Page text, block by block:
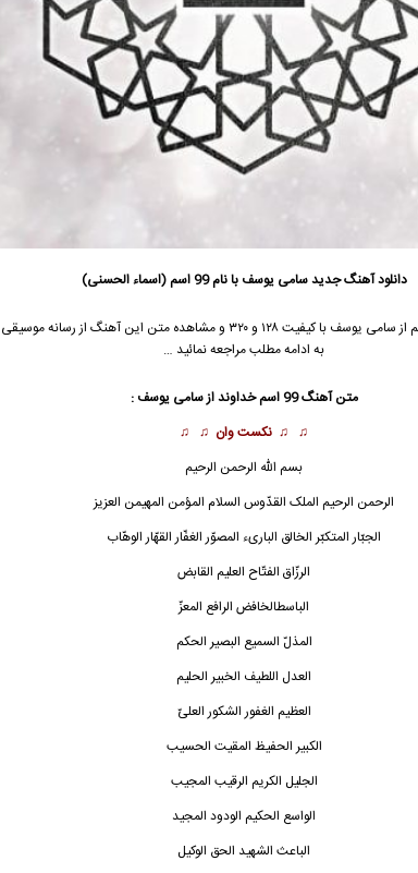
دانلود آهنگ جدیدسامی یوسف با نام 99 اسم (اسماء الحسنی)
سامی یوسف
با کیفیت ۱۲۸ و ۳۲۰ و مشاهده متن این آهنگ از رسانه
به ادامه مطلب مراجعه نمائید …
متن آهنگ 99 اسم خداوند از سامی یوسف :
♫ ♫ نکست وان ♫ ♫
بسم الله الرحمن الرحیم
الرحمن الرحیم الملک القدّوس السلام المؤمن المهیمن العزیز
الجبّار المتکبّر الخالق الباریء المصوّر الغفّار القهّار الوهّاب
الرزّاق الفتّاح العلیم القابض
الباسطالخافض الرافع المعزّ
المذلّ السمیع البصیر الحکم
العدل اللطیف الخبیر الحلیم
العظیم الغفور الشکور العلیّ
الکبیر الحفیظ المقیت الحسیب
الجلیل الکریم الرقیب المجیب
الواسع الحکیم الودود المجید
الباعث الشهید الحق الوکیل